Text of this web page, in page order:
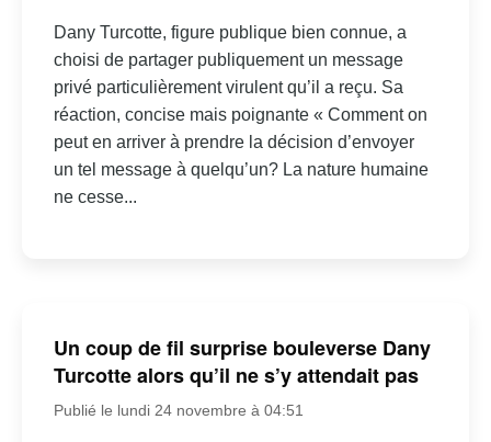
Dany Turcotte, figure publique bien connue, a
choisi de partager publiquement un message
privé particulièrement virulent qu’il a reçu. Sa
réaction, concise mais poignante « Comment on
peut en arriver à prendre la décision d’envoyer
un tel message à quelqu’un? La nature humaine
ne cesse...
Un coup de fil surprise bouleverse Dany
Turcotte alors qu’il ne s’y attendait pas
Publié le lundi 24 novembre à 04:51